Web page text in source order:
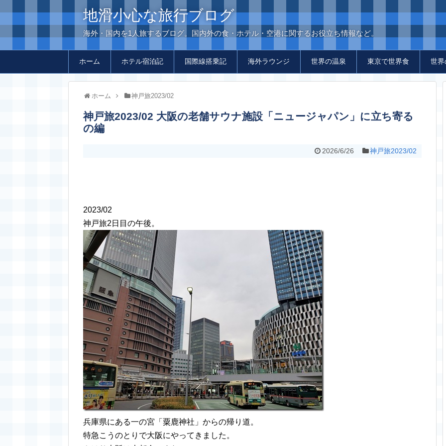
地滑小心な旅行ブログ
海外・国内を1人旅するブログ。国内外の食・ホテル・空港に関するお役立ち情報など。
ホーム ホテル宿泊記 国際線搭乗記 海外ラウンジ 世界の温泉 東京で世界食 世界
ホーム 神戸旅2023/02
神戸旅2023/02 大阪の老舗サウナ施設「ニュージャパン」に立ち寄る
の編
2026/6/26 神戸旅2023/02
2023/02
神戸旅2日目の午後。
兵庫県にある一の宮「粟鹿神社」からの帰り道。
特急こうのとりで大阪にやってきました。